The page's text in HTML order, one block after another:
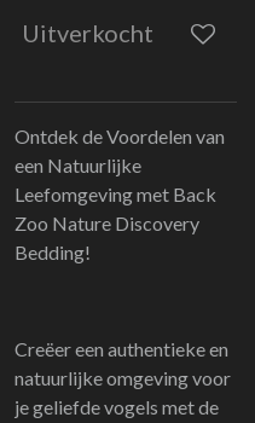
Uitverkocht
Ontdek de Voordelen van
een Natuurlijke
Leefomgeving met Back
Zoo Nature Discovery
Bedding!
Creëer een authentieke en
natuurlijke omgeving voor
je geliefde vogels met de